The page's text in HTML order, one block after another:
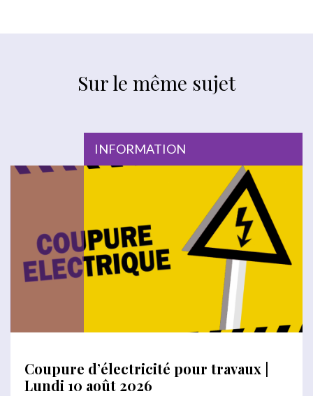
Sur le même sujet
INFORMATION
Coupure d’électricité pour travaux |
Lundi 10 août 2026